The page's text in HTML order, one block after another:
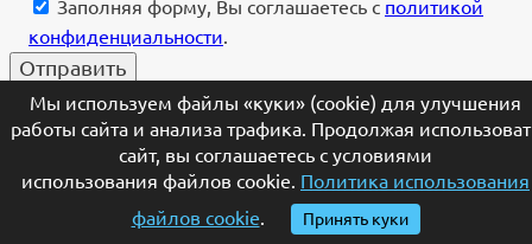
Мы используем файлы «куки» (cookie) для улучшения
работы сайта и анализа трафика. Продолжая
сайт, вы соглашаетесь с условиями
использования файлов cookie. Политика использования
файлов cookie. Принять куки
Заполняя форму, Вы соглашаетесь с политикой
конфиденциальности.
[telegram]